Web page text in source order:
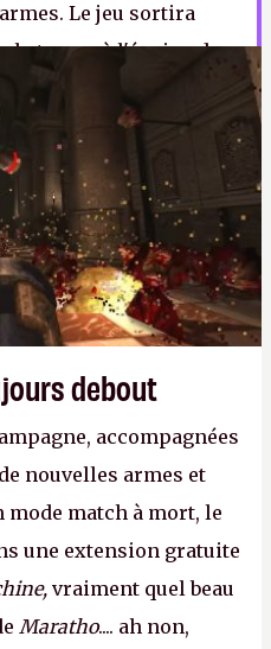
Le jeu sortira
le temps à l'équipe de
Stranger Things
debout
accompagnées
nouvelles armes et
mode match à mort, le
une extension gratuite
vraiment quel beau
Maratho.... ah non,